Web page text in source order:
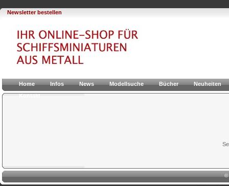
Newsletter bestellen
Home Infos News Modellsuche Bücher
Neuheiten
Kontakt
©